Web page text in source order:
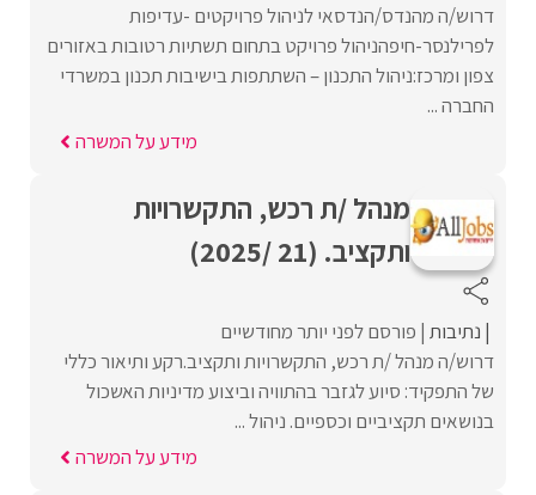
דרוש/ה מהנדס/הנדסאי לניהול פרויקטים -עדיפות
לפרילנסר-חיפהניהול פרויקט בתחום תשתיות רטובות באזורים
צפון ומרכז:ניהול התכנון – השתתפות בישיבות תכנון במשרדי
החברה ...
מידע על המשרה
מנהל /ת רכש, התקשרויות
ותקציב. (21 /2025)
נתיבות פורסם לפני יותר מחודשיים
דרוש/ה מנהל /ת רכש, התקשרויות ותקציב.רקע ותיאור כללי
של התפקיד: סיוע לגזבר בהתוויה וביצוע מדיניות האשכול
בנושאים תקציביים וכספיים. ניהול ...
מידע על המשרה